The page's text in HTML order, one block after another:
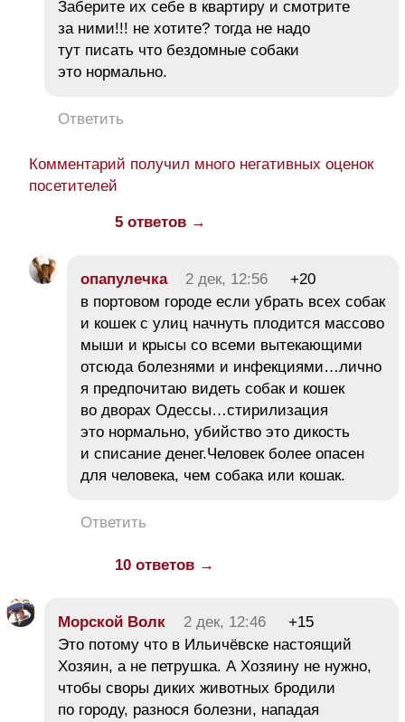
Заберите их себе в квартиру и смотрите
за ними!!! не хотите? тогда не надо
тут писать что бездомные собаки
это нормально.
Ответить
Комментарий получил много негативных оценок
посетителей
5 ответов →
опапулечка 2 дек, 12:56
+20
в портовом городе если убрать всех собак
и кошек с улиц начнуть плодится массово
мыши и крысы со всеми вытекающими
отсюда болезнями и инфекциями…лично
я предпочитаю видеть собак и кошек
во дворах Одессы…стирилизация
это нормально, убийство это дикость
и списание денег.Человек более опасен
для человека, чем собака или кошак.
Ответить
10 ответов →
Морской Волк 2 дек, 12:46
+15
Это потому что в Ильичёвске настоящий
Хозяин, а не петрушка. А Хозяину не нужно,
чтобы своры диких животных бродили
по городу, разнося болезни, нападая